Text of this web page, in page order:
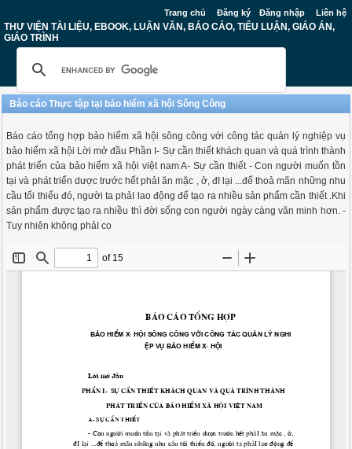
Trang chủ Đăng ký Đăng nhập Liên hệ
THƯ VIỆN TÀI LIỆU, EBOOK, LUẬN VĂN, BÁO CÁO, TIỂU LUẬN, GIÁO ÁN,
GIÁO TRÌNH
Báo cáo Thực tập tại bảo hiểm xã hội Sông Công
Báo cáo tổng hợp bảo hiểm xã hội sông công với công tác quản lý nghiệp vụ
bảo hiểm xã hội Lời mở đầu Phần I- Sự cần thiết khách quan và quá trình thành
phát triển của bảo hiểm xã hội việt nam A- Sự cần thiết - Con người muốn tồn
tại và phát triển dược trước hết phảI ăn mặc , ở, đI lại ...để thoả mãn những nhu
cầu tối thiểu đó, người ta phảI lao động để tạo ra nhiều sản phẩm cần thiết .Khi
sản phẩm được tạo ra nhiều thì đời sống con người ngày càng văn minh hơn. -
Tuy nhiên không phảI co